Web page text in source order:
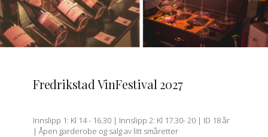
Fredrikstad VinFestival 2027
Innslipp 1: Kl 14 - 16.30 | Innslipp 2: Kl 17.30- 20 | ID 18 år
| Åpen garderobe og salg av litt småretter